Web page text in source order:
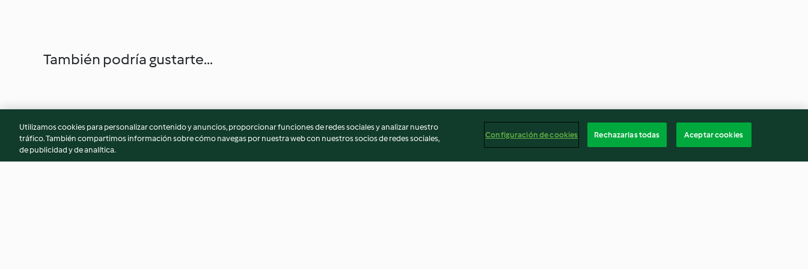
También podría gustarte...
Utilizamos cookies para personalizar contenido y anuncios, proporcionar funciones de redes sociales y analizar nuestro
tráfico. También compartimos información sobre cómo navegas por nuestra web con nuestros socios de redes sociales,
de publicidad y de analítica.
Configuración de cookies Rechazarlas todas Aceptar cookies